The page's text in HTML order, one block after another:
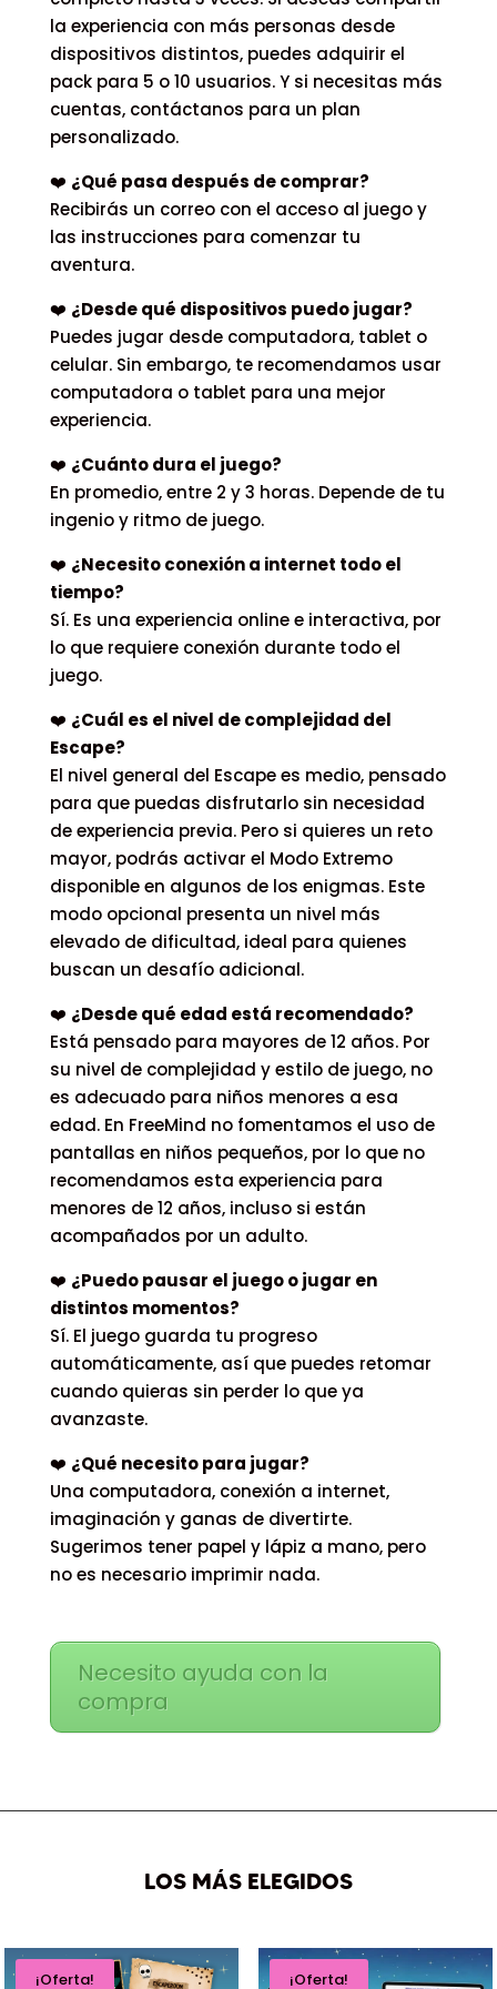
la experiencia con más personas desde
dispositivos distintos, puedes adquirir el
pack para 5 o 10 usuarios. Y si necesitas más
cuentas, contáctanos para un plan
personalizado.
❤️ ¿Qué pasa después de comprar?
Recibirás un correo con el acceso al juego y
las instrucciones para comenzar tu
aventura.
❤️ ¿Desde qué dispositivos puedo jugar?
Puedes jugar desde computadora, tablet o
celular. Sin embargo, te recomendamos usar
computadora o tablet para una mejor
experiencia.
❤️ ¿Cuánto dura el juego?
En promedio, entre 2 y 3 horas. Depende de tu
ingenio y ritmo de juego.
❤️ ¿Necesito conexión a internet todo el
tiempo?
Sí. Es una experiencia online e interactiva, por
lo que requiere conexión durante todo el
juego.
❤️ ¿Cuál es el nivel de complejidad del
Escape?
El nivel general del Escape es medio, pensado
para que puedas disfrutarlo sin necesidad
de experiencia previa. Pero si quieres un reto
mayor, podrás activar el Modo Extremo
disponible en algunos de los enigmas. Este
modo opcional presenta un nivel más
elevado de dificultad, ideal para quienes
buscan un desafío adicional.
❤️ ¿Desde qué edad está recomendado?
Está pensado para mayores de 12 años. Por
su nivel de complejidad y estilo de juego, no
es adecuado para niños menores a esa
edad. En FreeMind no fomentamos el uso de
pantallas en niños pequeños, por lo que no
recomendamos esta experiencia para
menores de 12 años, incluso si están
acompañados por un adulto.
❤️ ¿Puedo pausar el juego o jugar en
distintos momentos?
Sí. El juego guarda tu progreso
automáticamente, así que puedes retomar
cuando quieras sin perder lo que ya
avanzaste.
❤️ ¿Qué necesito para jugar?
Una computadora, conexión a internet,
imaginación y ganas de divertirte.
Sugerimos tener papel y lápiz a mano, pero
no es necesario imprimir nada.
Necesito ayuda con la
compra
LOS MÁS ELEGIDOS
¡Oferta! ¡Oferta!